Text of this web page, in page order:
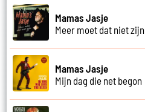
Mamas Jasje
Meer moet dat niet zijn
Mamas Jasje
Mijn dag die net begon